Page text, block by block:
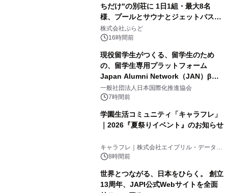
ちだけ"の別荘に 1日1組・最大8名
様、プールとサウナとジェットバス付
きで Villa Mon Temps AWAJIの連泊
素泊りプラン
株式会社ぷらど
16時間前
現役留学生がつくる、留学生のため
の、留学生専用プラットフォーム
Japan Alumni Network（JAN）β版
をリリース
一般社団法人日本国際化推進協会
7時間前
学園生活コミュニティ「キャラフレ」
｜2026『夏祭りイベント』のお知らせ
キャラフレ｜株式会社エイプリル・データ・
デザインズ
8時間前
世界とつながる、日本をひらく。 創立
13周年、JAPI公式Webサイトを全面